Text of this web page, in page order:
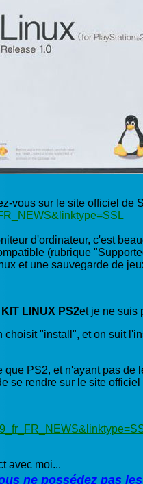
vous sur le site officiel de
d'ordinateur, c'est
(rubrique
et une sauvegarde de
KIT LINUX PS2et je ne suis
"install", et on suit
PS2, et n'ayant pas
se rendre sur le site
avec moi...
ne possédez pas